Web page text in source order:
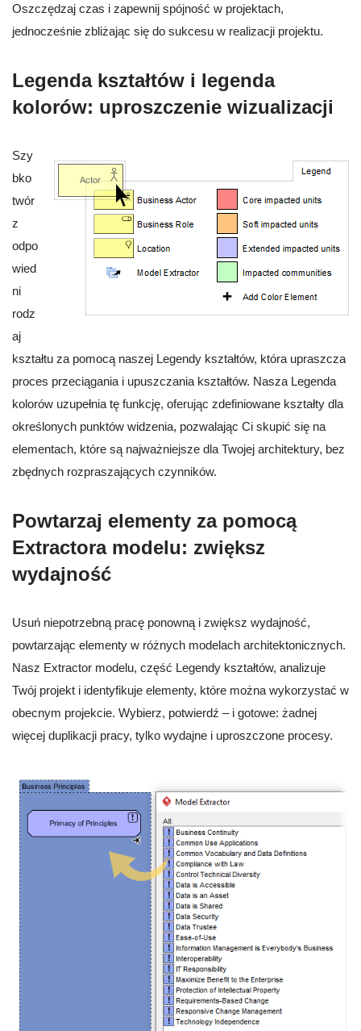
Oszczędzaj czas i zapewnij spójność w projektach,
jednocześnie zbliżając się do sukcesu w realizacji projektu.
Legenda kształtów i legenda
kolorów: uproszczenie wizualizacji
Szy
bko
twór
z
odpo
wied
ni
rodz
aj
kształtu za pomocą naszej Legendy kształtów, która upraszcza
proces przeciągania i upuszczania kształtów. Nasza Legenda
kolorów uzupełnia tę funkcję, oferując zdefiniowane kształty dla
określonych punktów widzenia, pozwalając Ci skupić się na
elementach, które są najważniejsze dla Twojej architektury, bez
zbędnych rozpraszających czynników.
Powtarzaj elementy za pomocą
Extractora modelu: zwiększ
wydajność
Usuń niepotrzebną pracę ponowną i zwiększ wydajność,
powtarzając elementy w różnych modelach architektonicznych.
Nasz Extractor modelu, część Legendy kształtów, analizuje
Twój projekt i identyfikuje elementy, które można wykorzystać w
obecnym projekcie. Wybierz, potwierdź – i gotowe: żadnej
więcej duplikacji pracy, tylko wydajne i uproszczone procesy.